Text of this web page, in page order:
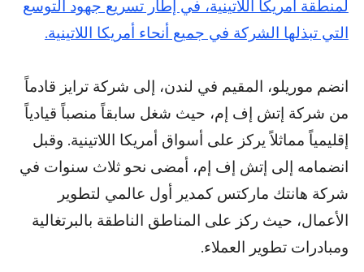
لمنطقة أمريكا اللاتينية، في إطار تسريع جهود التوسع
التي تبذلها الشركة في جميع أنحاء أمريكا اللاتينية.
انضم موريلو، المقيم في لندن، إلى شركة ترايز قادماً
من شركة إتش إف إم، حيث شغل سابقاً منصباً قيادياً
إقليمياً مماثلاً يركز على أسواق أمريكا اللاتينية. وقبل
انضمامه إلى إتش إف إم، أمضى نحو ثلاث سنوات في
شركة هانتك ماركتس كمدير أول عالمي لتطوير
الأعمال، حيث ركز على المناطق الناطقة بالبرتغالية
ومبادرات تطوير العملاء.